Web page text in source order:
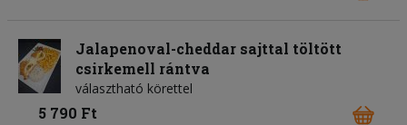
Jalapenoval-cheddar sajttal töltött
csirkemell rántva
választható körettel
5 790 Ft